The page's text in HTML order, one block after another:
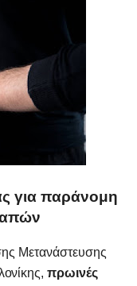
για παράνομη
Μετανάστευσης
πρωινές